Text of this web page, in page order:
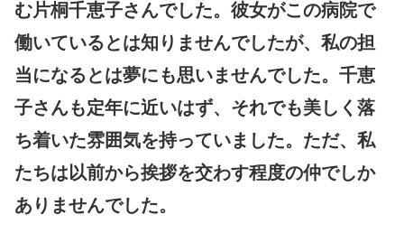
む片桐千恵子さんでした。彼女がこの病院で
働いているとは知りませんでしたが、私の担
当になるとは夢にも思いませんでした。千恵
子さんも定年に近いはず、それでも美しく落
ち着いた雰囲気を持っていました。ただ、私
たちは以前から挨拶を交わす程度の仲でしか
ありませんでした。